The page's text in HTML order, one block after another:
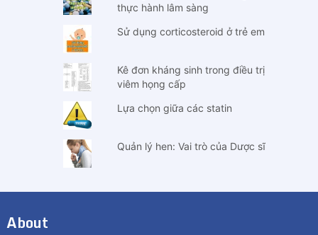
thực hành lâm sàng
Sử dụng corticosteroid ở trẻ em
Kê đơn kháng sinh trong điều trị
viêm họng cấp
Lựa chọn giữa các statin
Quản lý hen: Vai trò của Dược sĩ
About